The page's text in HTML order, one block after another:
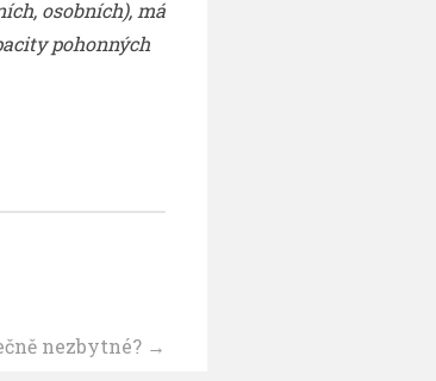
osobních), má
pohonných
nezbytné? →